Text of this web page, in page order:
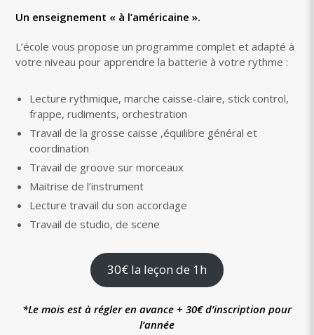
Un enseignement « à l’américaine ».
L’école vous propose un programme complet et adapté à
votre niveau pour apprendre la batterie à votre rythme :
Lecture rythmique, marche caisse-claire, stick control,
frappe, rudiments, orchestration
Travail de la grosse caisse ,équilibre général et
coordination
Travail de groove sur morceaux
Maitrise de l’instrument
Lecture travail du son accordage
Travail de studio, de scene
30€ la leçon de 1h
*Le mois est à régler en avance + 30€ d’inscription pour
l’année